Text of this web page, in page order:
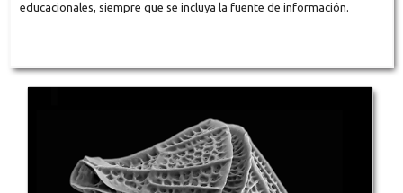
educacionales, siempre que se incluya la fuente de información.